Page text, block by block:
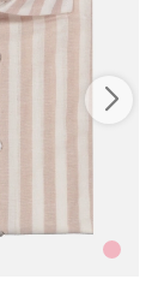
denna
gör den
lätta känslan
en
fokus på
jeans och
tillfällen.